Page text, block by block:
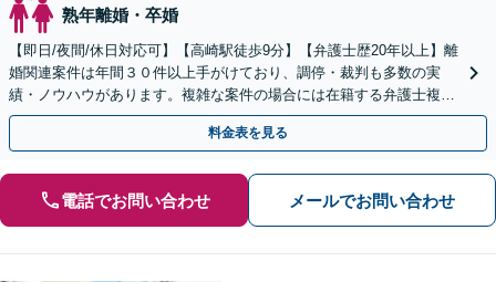
熟年離婚・卒婚
【即日/夜間/休日対応可】【高崎駅徒歩9分】【弁護士歴20年以上】離
婚関連案件は年間３０件以上手がけており、調停・裁判も多数の実
績・ノウハウがあります。複雑な案件の場合には在籍する弁護士複数
名で共同して取り組んでいきます。
料金表を見る
電話でお問い合わせ メールでお問い合わせ